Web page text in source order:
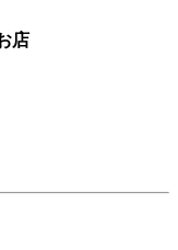
店